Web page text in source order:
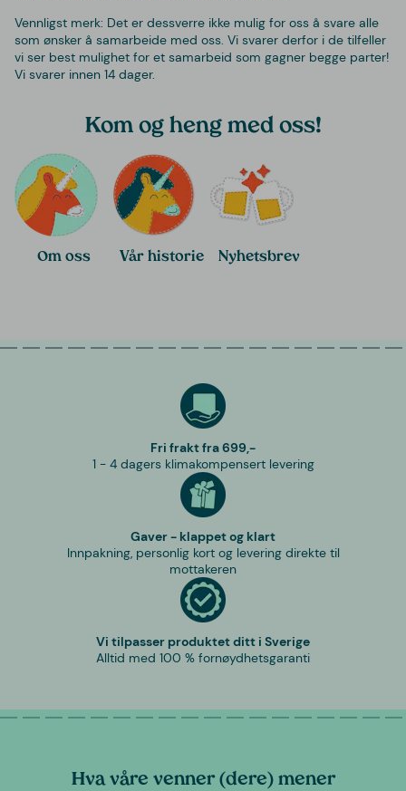
Vennligst merk: Det er dessverre ikke mulig for oss å svare alle
som ønsker å samarbeide med oss. Vi svarer derfor i de tilfeller
vi ser best mulighet for et samarbeid som gagner begge parter!
Vi svarer innen 14 dager.
Kom og heng med oss!
Om oss Vår historie Nyhetsbrev
Fri frakt fra 699,-
1 - 4 dagers klimakompensert levering
Gaver - klappet og klart
Innpakning, personlig kort og levering direkte til
mottakeren
Vi tilpasser produktet ditt i Sverige
Alltid med 100 % fornøydhetsgaranti
Hva våre venner (dere) mener